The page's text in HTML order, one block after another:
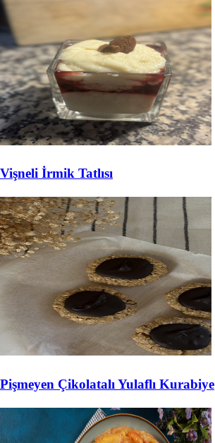
Vişneli İrmik Tatlısı
Pişmeyen Çikolatalı Yulaflı Kurabiye